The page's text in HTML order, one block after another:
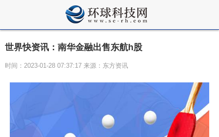
世界快资讯：南华金融出售东航h股
时间：2023-01-28 07:37:17 来源：东方资讯